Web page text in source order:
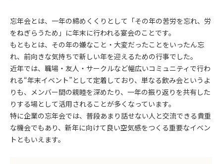
忘年会とは、一年の締めくくりとして「その年の苦労を忘れ、労
をねぎらうため」に年末に行われる宴会のことです。
もともとは、その年の嫌なこと・大変だったことをいったん忘
れ、前向きな気持ちで新しい年を迎えるための行事でした。
近年では、職場・友人・サークルなど幅広いコミュニティで行わ
れる“年末イベント”として定着しており、単なる飲み会というよ
りも、メンバー間の親睦を深めたり、一年の振り返りを共有した
りする場として活用されることが多くなっています。
特に企業の忘年会では、普段あまり話せない人と交流できる貴重
な機会でもあり、新年に向けて良い空気感をつくる重要なイベン
トともいえます。